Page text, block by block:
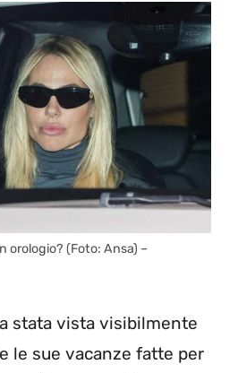
orologio? (Foto: Ansa) –
stata vista visibilmente
le sue vacanze fatte per